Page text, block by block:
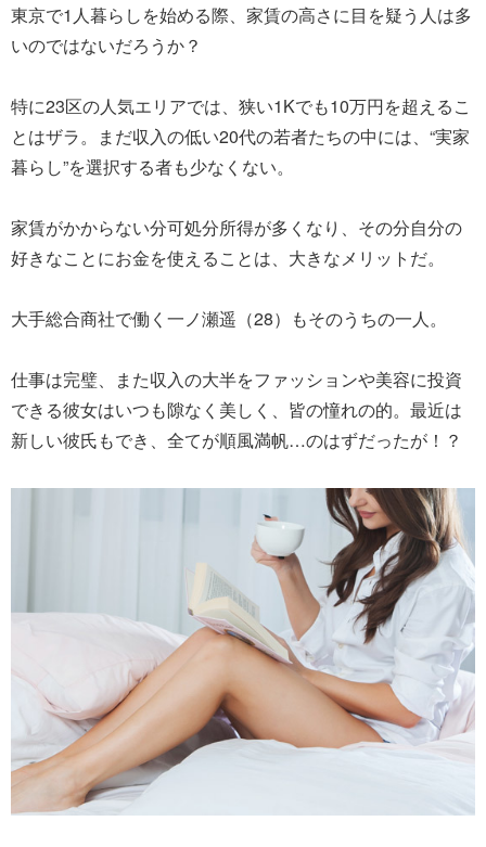
東京で1人暮らしを始める際、家賃の高さに目を疑う人は多
いのではないだろうか？
特に23区の人気エリアでは、狭い1Kでも10万円を超えるこ
とはザラ。まだ収入の低い20代の若者たちの中には、“実家
暮らし”を選択する者も少なくない。
家賃がかからない分可処分所得が多くなり、その分自分の
好きなことにお金を使えることは、大きなメリットだ。
大手総合商社で働く一ノ瀬遥（28）もそのうちの一人。
仕事は完璧、また収入の大半をファッションや美容に投資
できる彼女はいつも隙なく美しく、皆の憧れの的。最近は
新しい彼氏もでき、全てが順風満帆…のはずだったが！？